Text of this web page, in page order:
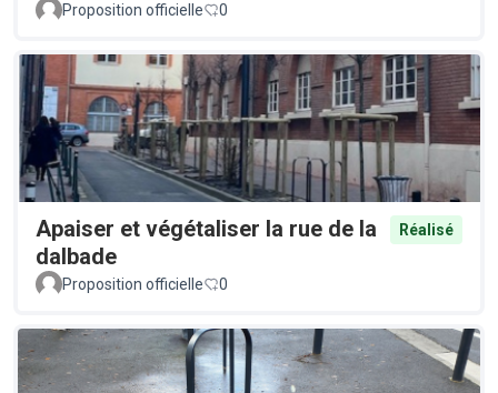
Proposition officielle 0
Apaiser et végétaliser la rue de la
dalbade
Réalisé
Proposition officielle 0